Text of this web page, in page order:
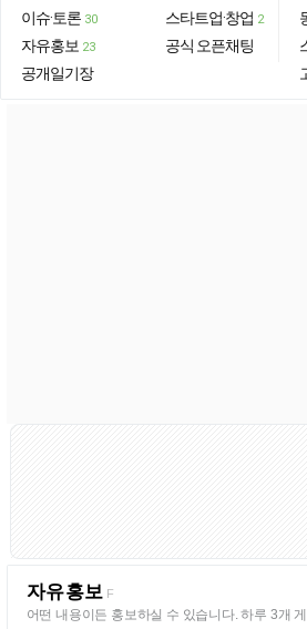
이슈·토론 30
자유홍보 23
공개일기장
스타트업·창업 2
공식 오픈채팅
자유홍보 F
어떤 내용이든 홍보하실 수 있습니다. 하루 3개